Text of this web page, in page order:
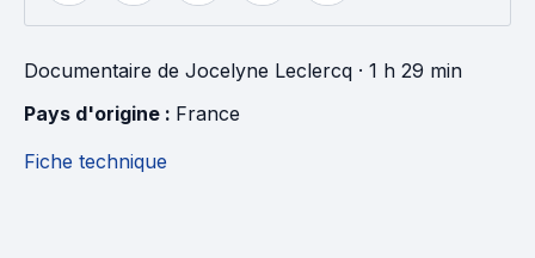
Documentaire de Jocelyne Leclercq · 1 h 29 min
Pays d'origine : France
Fiche technique